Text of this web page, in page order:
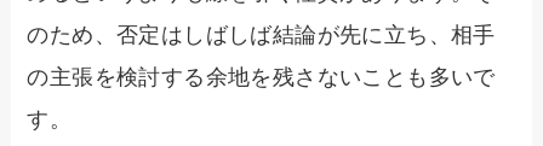
のため、否定はしばしば結論が先に立ち、相手
の主張を検討する余地を残さないことも多いで
す。